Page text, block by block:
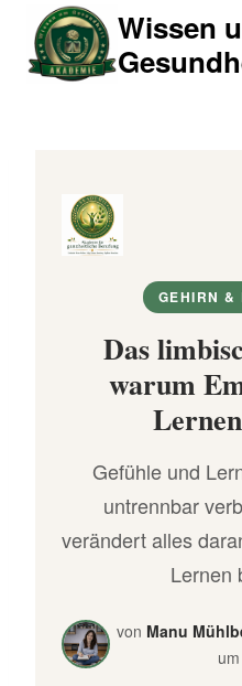
Inhalt
springen
Wissen
GEHIRN &
Das
warum
Gefühle und
untrennbar
verändert alles
Lernen
von Manu